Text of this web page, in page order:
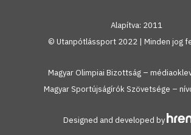
Alapítva: 2011
© Utanpótlássport 2022 | Minden jog
Magyar Olimpiai Bizottság –
Magyar Sportújságírók Szövetsége –
Designed and developed by